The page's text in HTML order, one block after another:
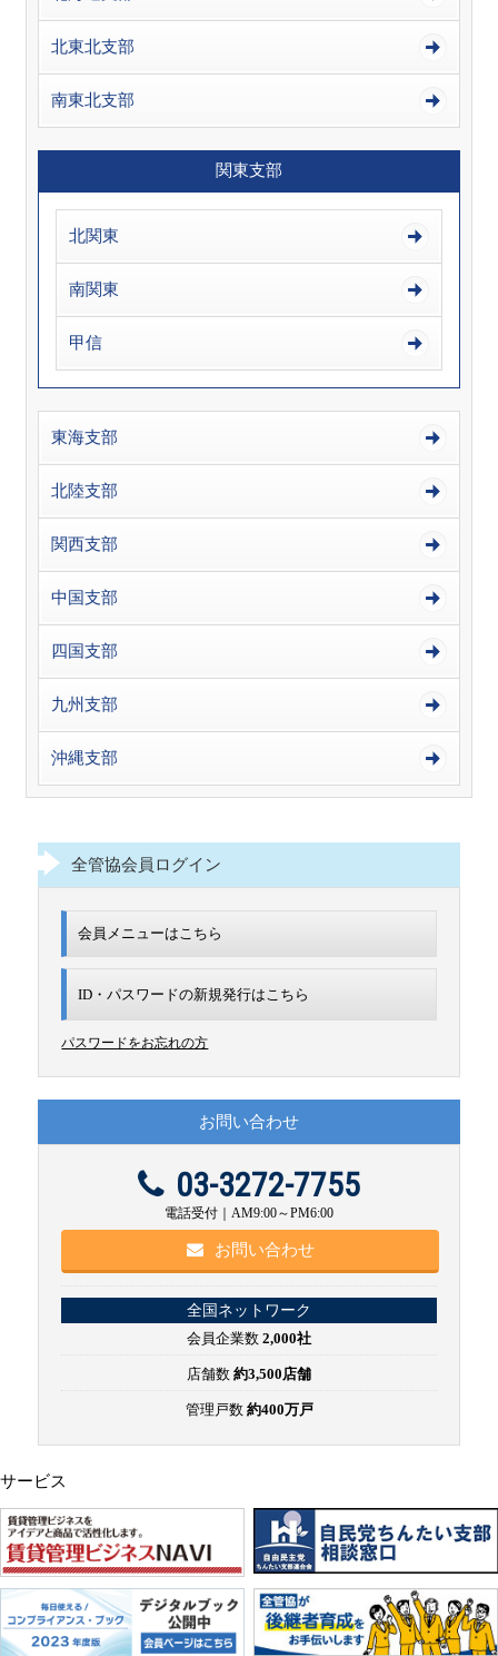
北東北支部
南東北支部
関東支部
北関東
南関東
甲信
東海支部
北陸支部
関西支部
中国支部
四国支部
九州支部
沖縄支部
全管協会員ログイン
会員メニューはこちら
ID・パスワードの新規発行はこちら
パスワードをお忘れの方
お問い合わせ
03-3272-7755
電話受付｜AM9:00～PM6:00
お問い合わせ
全国ネットワーク
会員企業数 2,000社
店舗数 約3,500店舗
管理戸数 約400万戸
サービス